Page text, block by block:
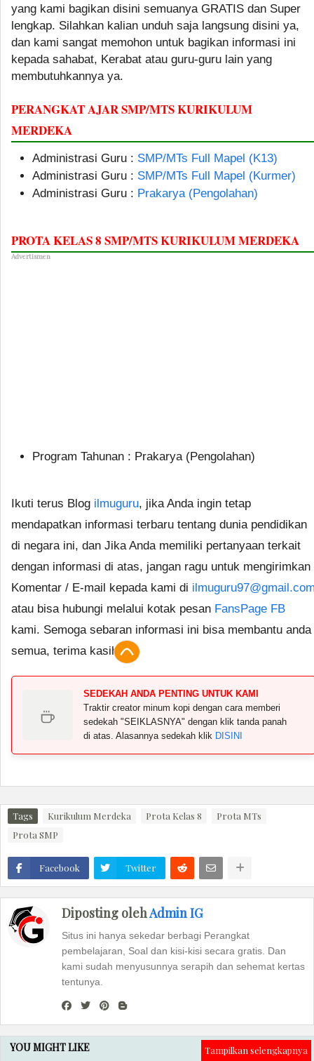
yang kami bagikan disini semuanya GRATIS dan Super
lengkap. Silahkan kalian unduh saja langsung disini ya,
dan kami sangat memohon untuk bagikan informasi ini
kepada sahabat, Kerabat atau guru-guru lain yang
membutuhkannya ya.
PERANGKAT AJAR SMP/MTS KURIKULUM
MERDEKA
Administrasi Guru : SMP/MTs Full Mapel (K13)
Administrasi Guru : SMP/MTs Full Mapel (Kurmer)
Administrasi Guru : Prakarya (Pengolahan)
PROTA KELAS 8 SMP/MTS KURIKULUM MERDEKA
Advertismen
Program Tahunan : Prakarya (Pengolahan)
Ikuti terus Blog ilmuguru, jika Anda ingin tetap
mendapatkan informasi terbaru tentang dunia pendidikan
di negara ini, dan Jika Anda memiliki pertanyaan terkait
dengan informasi di atas, jangan ragu untuk mengirimkan
Komentar / E-mail kepada kami di
atau bisa hubungi melalui kotak pesan FansPage FB
kami. Semoga sebaran informasi ini bisa membantu anda
semua, terima kasih.
SEDEKAH ANDA PENTING UNTUK KAMI
Traktir creator minum kopi dengan cara memberi
sedekah "SEIKLASNYA" dengan klik tanda panah
di atas. Alasannya sedekah klik DISINI
Tags Kurikulum Merdeka Prota Kelas 8
Prota MTs
Prota SMP
Facebook Twitter
Diposting olehAdmin IG
Situs ini hanya sekedar berbagi Perangkat
pembelajaran, Soal dan kisi-kisi secara gratis. Dan
kami sudah menyusunnya serapih dan sehemat kertas
tentunya.
YOU MIGHT LIKE Tampilkan selengkapnya